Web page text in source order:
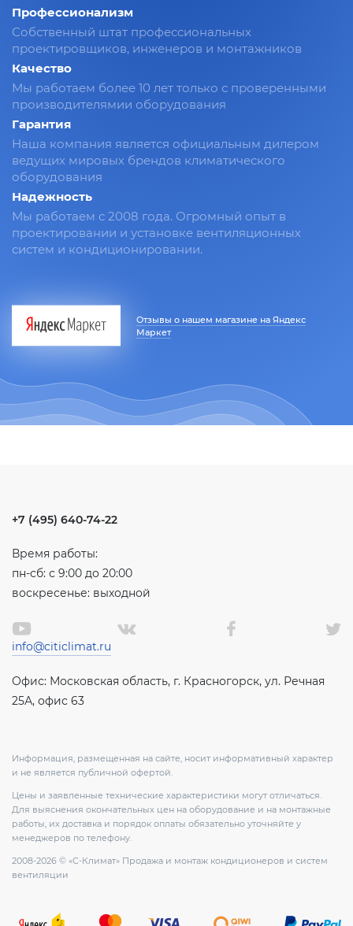
Профессионализм
Собственный штат профессиональных
проектировщиков, инженеров и монтажников
Качество
Мы работаем более 10 лет только с проверенными
производителямии оборудования
Гарантия
Наша компания является официальным дилером
ведущих мировых брендов климатического
оборудования
Надежность
Мы работаем с 2008 года. Огромный опыт в
проектировании и установке вентиляционных
систем и кондиционировании.
Отзывы о нашем магазине на Яндекс
Маркет
+7 (495) 640-74-22
Время работы:
пн-сб: с 9:00 до 20:00
воскресенье: выходной
info@citiclimat.ru
Офис: Московская область, г. Красногорск, ул. Речная
25А, офис 63
Информация, размещенная на сайте, носит информативный характер
и не является публичной офертой.
Цены и заявленные технические характеристики могут отличаться.
Для выяснения окончательных цен на оборудование и на монтажные
работы, их доставка и порядок оплаты обязательно уточняйте у
менеджеров по телефону.
2008-2026 © «С-Климат» Продажа и монтаж кондиционеров и систем
вентиляции